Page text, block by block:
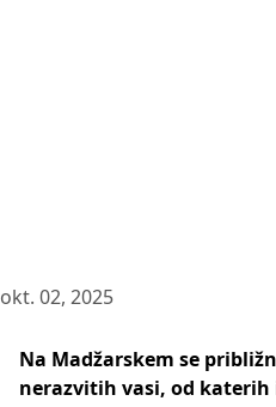
okt. 02, 2025
Na Madžarskem se
nerazvitih vasi, od